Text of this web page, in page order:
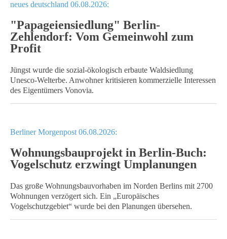
neues deutschland 06.08.2026:
"Papageiensiedlung" Berlin-
Zehlendorf: Vom Gemeinwohl zum
Profit
Jüngst wurde die sozial-ökologisch erbaute Waldsiedlung
Unesco-Welterbe. Anwohner kritisieren kommerzielle Interessen
des Eigentümers Vonovia.
Berliner Morgenpost 06.08.2026:
Wohnungsbauprojekt in Berlin-Buch:
Vogelschutz erzwingt Umplanungen
Das große Wohnungsbauvorhaben im Norden Berlins mit 2700
Wohnungen verzögert sich. Ein „Europäisches
Vogelschutzgebiet“ wurde bei den Planungen übersehen.